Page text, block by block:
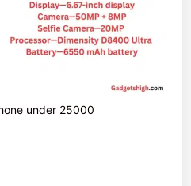
under 25000